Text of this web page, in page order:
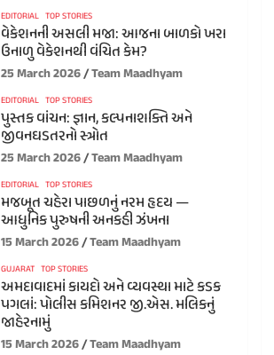
EDITORIAL TOP STORIES
વેકેશનની અસલી મજા: આજના બાળકો ખરા
ઉનાળુ વેકેશનથી વંચિત કેમ?
25 March 2026 Team Maadhyam
EDITORIAL TOP STORIES
પુસ્તક વાંચન: જ્ઞાન, કલ્પનાશક્તિ અને
જીવનઘડતરનો સ્ત્રોત
25 March 2026 Team Maadhyam
EDITORIAL TOP STORIES
મજબૂત ચહેરા પાછળનું નરમ હૃદય —
આધુનિક પુરુષની અનકહી ઝંખના
15 March 2026 Team Maadhyam
GUJARAT TOP STORIES
અમદાવાદમાં કાયદો અને વ્યવસ્થા માટે કડક
પગલાં: પોલીસ કમિશનર જી.એસ. મલિકનું
જાહેરનામું
15 March 2026 Team Maadhyam